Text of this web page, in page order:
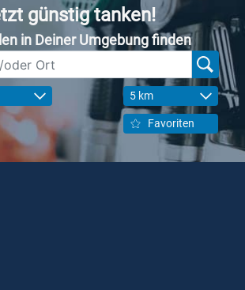
günstig tanken!
in Deiner Umgebung finden
5 km
Favoriten